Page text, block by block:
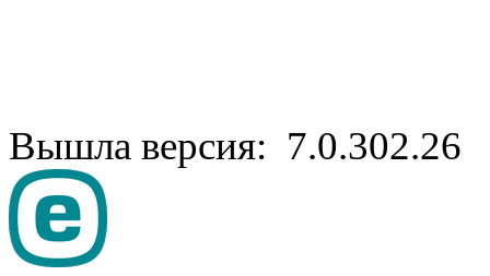
Вышла версия: 7.0.302.26